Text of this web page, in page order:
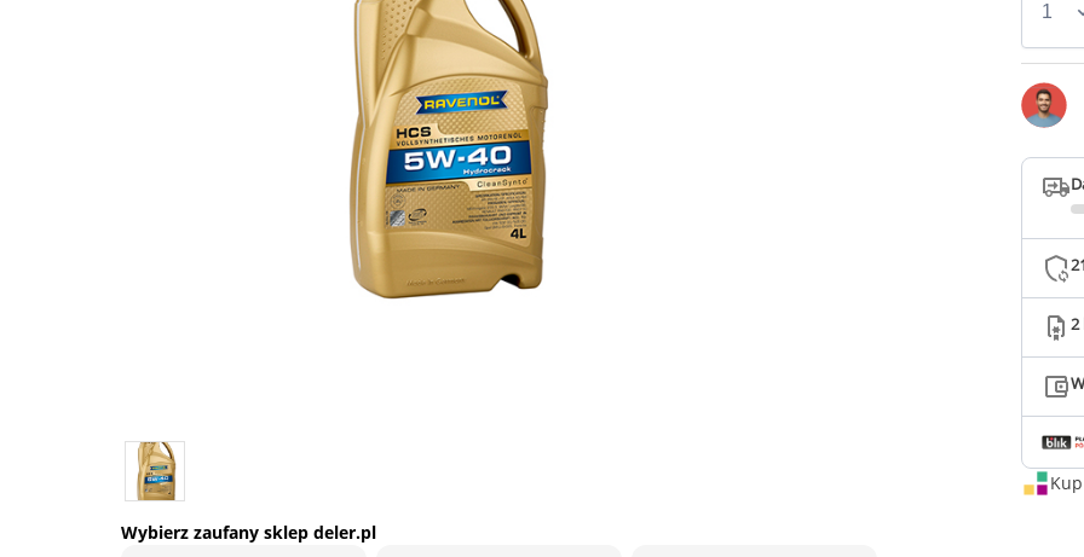
2
Wybierz zaufany sklep deler.pl